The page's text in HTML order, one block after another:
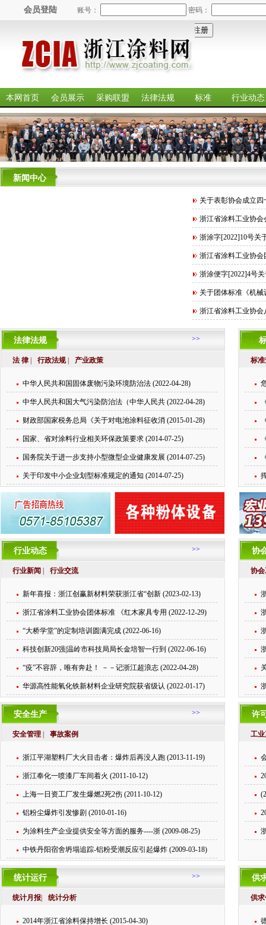
会员登陆 账号： 密码：
本网首页 会员展示 采购联盟 法律法规 标准 行业动态
新闻中心
关于表彰协会成立四
浙江省涂料工业协会
浙涂字[2022]10号关
浙江省涂料工业协会
浙涂便字[2022]4号
关于团体标准《机械
浙江省涂料工业协会
法律法规 >>
法 律| 行政法规| 产业政策
中华人民共和国固体废物污染环境防治法 (2022-04-28)
中华人民共和国大气污染防治法（中华人民共 (2022-04-28)
财政部国家税务总局《关于对电池涂料征收消 (2015-01-28)
国家、省对涂料行业相关环保政策要求 (2014-07-25)
国务院关于进一步支持小型微型企业健康发展 (2014-07-25)
关于印发中小企业划型标准规定的通知 (2014-07-25)
标
行业动态 >>
行业新闻 行业交流
新年喜报：浙江创赢新材料荣获浙江省“创新 (2023-02-13)
浙江省涂料工业协会团体标准 《红木家具专用 (2022-12-29)
“大桥学堂”的定制培训圆满完成 (2022-06-16)
科技创新20强|温岭市科技局局长金培智一行到 (2022-06-16)
“疫”不容辞，唯有奔赴！ －－记浙江超浪志 (2022-04-28)
华源高性能氧化铁新材料企业研究院获省级认 (2022-01-17)
协
协
安全生产 >>
安全管理 事故案例
浙江平湖塑料厂大火目击者：爆炸后再没人跑 (2013-11-19)
浙江奉化一喷漆厂车间着火 (2011-10-12)
上海一日资工厂发生爆燃2死2伤 (2011-10-12)
铝粉尘爆炸引发惨剧 (2010-01-16)
为涂料生产企业提供安全等方面的服务----浙 (2009-08-25)
中铁丹阳宿舍坍塌追踪-铝粉受潮反应引起爆炸 (2009-03-18)
许
工
统计运行 >>
统计月报 统计分析
2014年浙江省涂料保持增长 (2015-04-30)
供
供